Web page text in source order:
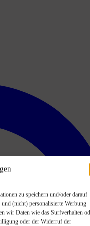
zu speichern und/oder darauf
(nicht) personalisierte Werbung
wir Daten wie das Surfverhalten
oder der Widerruf der